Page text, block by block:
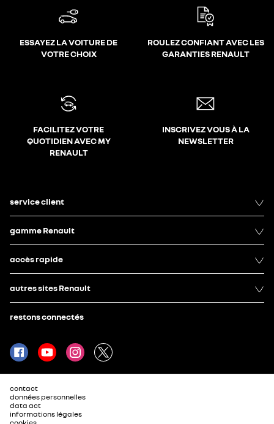
ESSAYEZ LA VOITURE DE
VOTRE CHOIX
ROULEZ CONFIANT AVEC LES
GARANTIES RENAULT
FACILITEZ VOTRE
QUOTIDIEN AVEC MY
RENAULT
INSCRIVEZ VOUS À LA
NEWSLETTER
service client
gamme Renault
accès rapide
autres sites Renault
restons connectés
contact
données personnelles
data act
informations légales